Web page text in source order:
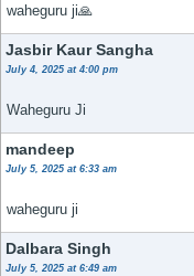
waheguru ji🙏
Jasbir Kaur Sangha
July 4, 2025 at 4:00 pm
Waheguru Ji
mandeep
July 5, 2025 at 6:33 am
waheguru ji
Dalbara Singh
July 5, 2025 at 6:49 am